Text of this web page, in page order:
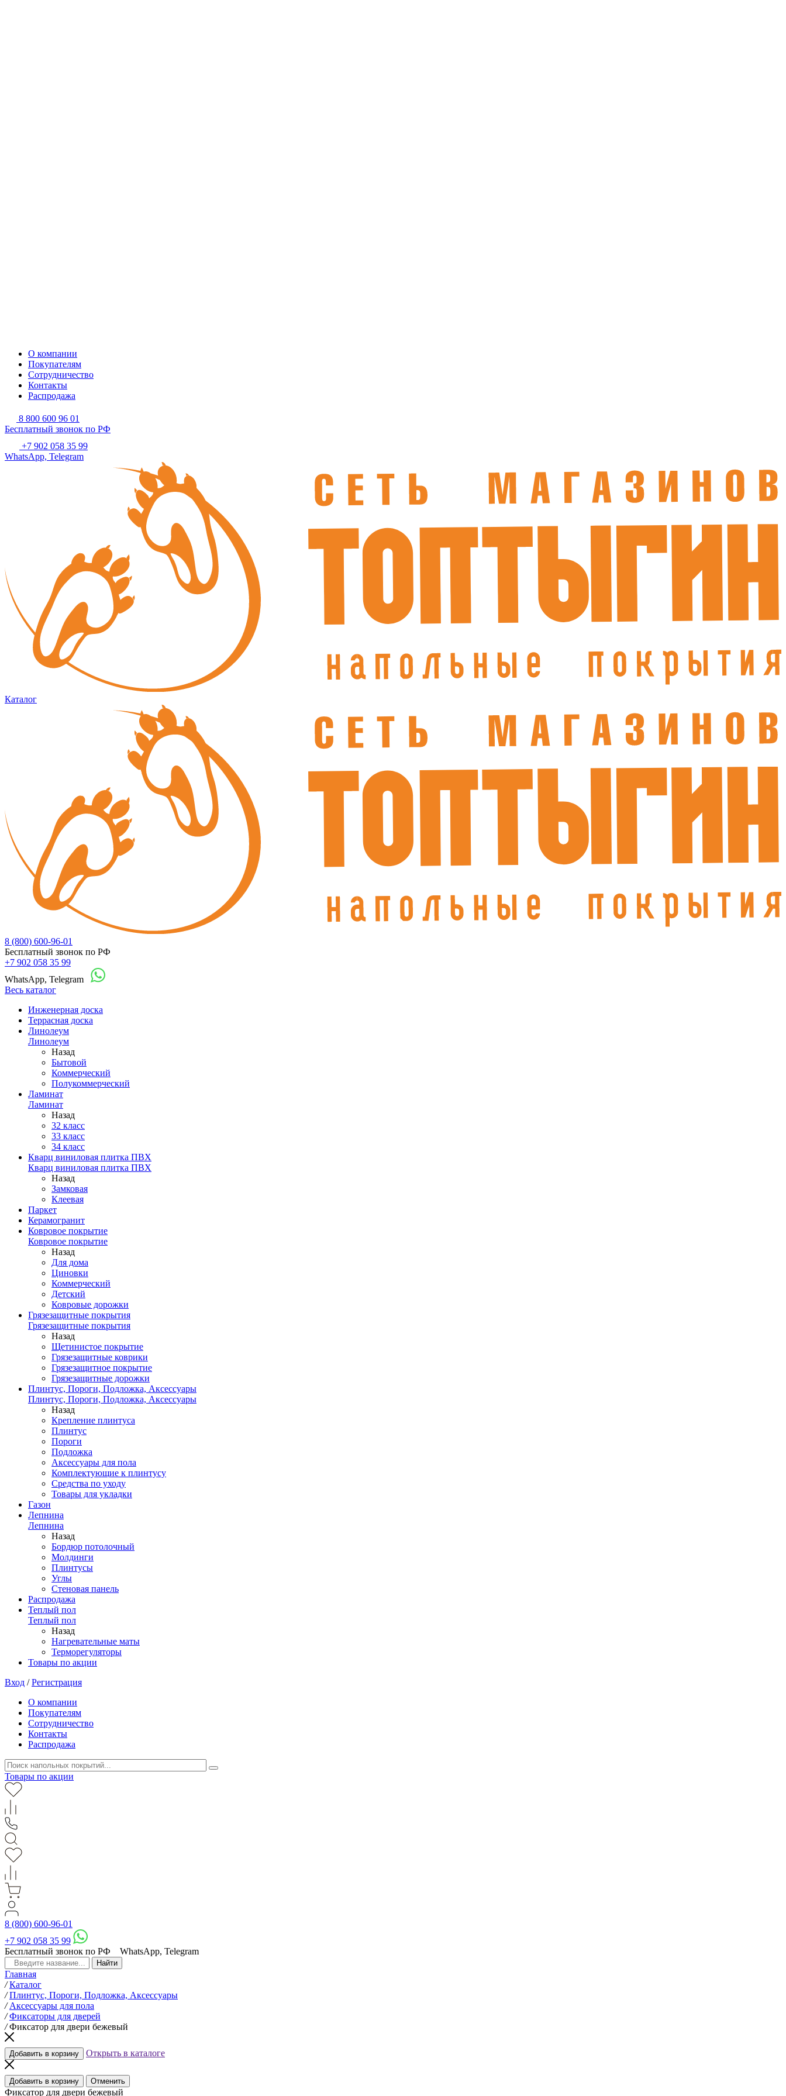
О компании
Покупателям
Сотрудничество
Контакты
Распродажа
8 800 600 96 01
Бесплатный звонок по РФ
+7 902 058 35 99
WhatsApp, Telegram
Каталог
8 (800) 600-96-01
Бесплатный звонок по РФ
+7 902 058 35 99
WhatsApp, Telegram
Весь каталог
Инженерная доска
Террасная доска
Линолеум
Линолеум
Назад
Бытовой
Коммерческий
Полукоммерческий
Ламинат
Ламинат
Назад
32 класс
33 класс
34 класс
Кварц виниловая плитка ПВХ
Кварц виниловая плитка ПВХ
Назад
Замковая
Клеевая
Паркет
Керамогранит
Ковровое покрытие
Ковровое покрытие
Назад
Для дома
Циновки
Коммерческий
Детский
Ковровые дорожки
Грязезащитные покрытия
Грязезащитные покрытия
Назад
Щетинистое покрытие
Грязезащитные коврики
Грязезащитное покрытие
Грязезащитные дорожки
Плинтус, Пороги, Подложка, Аксессуары
Плинтус, Пороги, Подложка, Аксессуары
Назад
Крепление плинтуса
Плинтус
Пороги
Подложка
Аксессуары для пола
Комплектующие к плинтусу
Средства по уходу
Товары для укладки
Газон
Лепнина
Лепнина
Назад
Бордюр потолочный
Молдинги
Плинтусы
Углы
Стеновая панель
Распродажа
Теплый пол
Теплый пол
Назад
Нагревательные маты
Терморегуляторы
Товары по акции
Вход /Регистрация
О компании
Покупателям
Сотрудничество
Контакты
Распродажа
Товары по акции
8 (800) 600-96-01
+7 902 058 35 99
Бесплатный звонок по РФ
WhatsApp, Telegram
Главная
/ Каталог
/ Плинтус, Пороги, Подложка, Аксессуары
/ Аксессуары для пола
/ Фиксаторы для дверей
/ Фиксатор для двери бежевый
Добавить в корзину Открыть в каталоге
Добавить в корзину Отменить
Фиксатор для двери бежевый